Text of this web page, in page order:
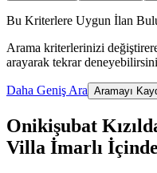
Bu Kriterlere Uygun İlan
Arama kriterlerinizi
arayarak tekrar
Daha Geniş Ara Aramayı
Onikişubat
Villa İmarlı